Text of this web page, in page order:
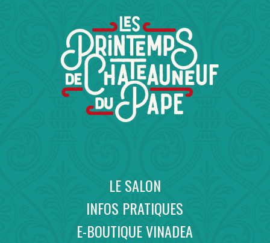
LE SALON
INFOS PRATIQUES
E-BOUTIQUE VINADEA